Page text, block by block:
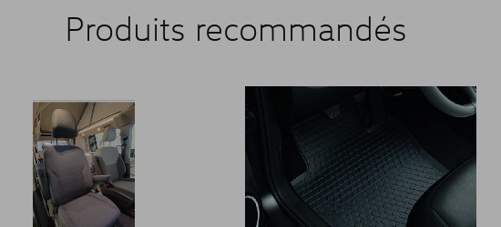
Produits recommandés